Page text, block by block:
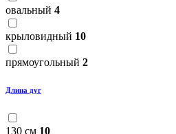
овальный 4
крыловидный 10
прямоугольный 2
Длина дуг
130 см 10